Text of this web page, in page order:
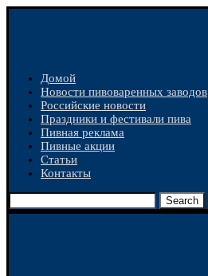
Домой
Новости пивоваренных заводов
Российские новости
Праздники и фестивали пива
Пивная реклама
Пивные акции
Статьи
Контакты
Search